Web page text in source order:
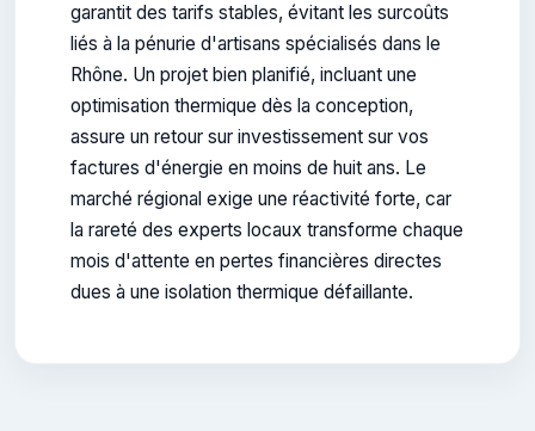
garantit des tarifs stables, évitant les surcoûts
liés à la pénurie d'artisans spécialisés dans le
Rhône. Un projet bien planifié, incluant une
optimisation thermique dès la conception,
assure un retour sur investissement sur vos
factures d'énergie en moins de huit ans. Le
marché régional exige une réactivité forte, car
la rareté des experts locaux transforme chaque
mois d'attente en pertes financières directes
dues à une isolation thermique défaillante.